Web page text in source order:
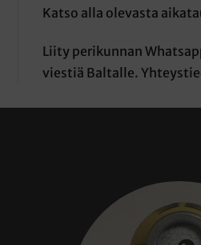
Katso alla olevasta
Liity perikunnan
viestiä Baltalle.